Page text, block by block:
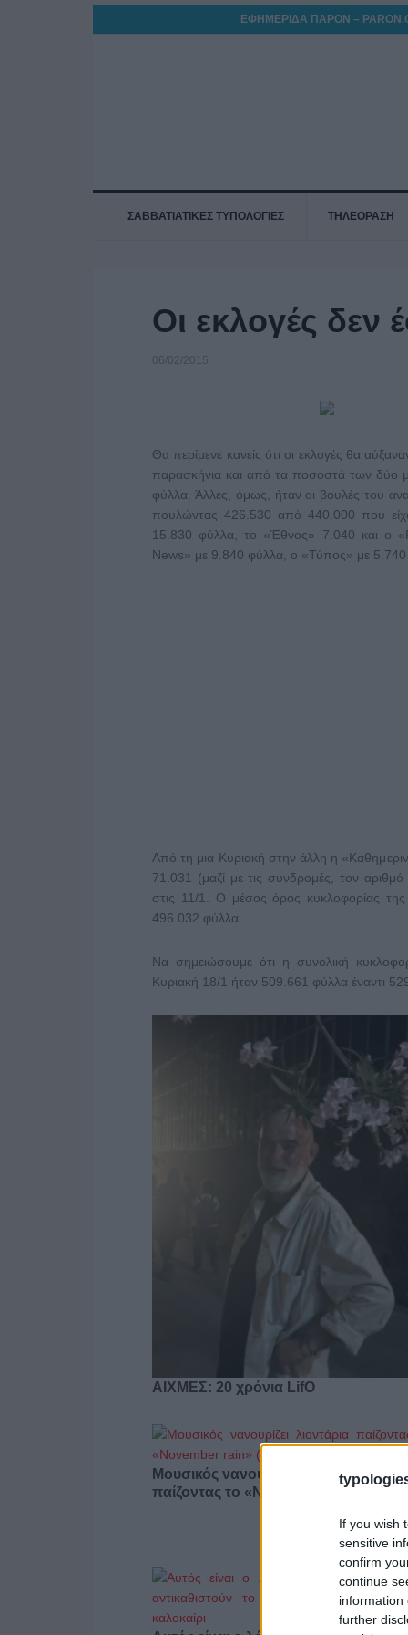
If you wish
sensitive
confirm
continue
information
further
ΕΦΗΜΕΡΙΔΑ ΠΑΡΟΝ –
ΣΑΒΒΑΤΙΑΤΙΚΕΣ ΤΥΠΟΛΟΓΙΕΣ ΤΗΛΕΟΡΑΣΗ
Οι εκλογές
06/02/2015
Θα περίμενε κανείς ότι οι εκλογές θα
παρασκήνια και από τα ποσοστά των δύο
φύλλα. Άλλες, όμως, ήταν οι βουλές του
πουλώντας 426.530 από 440.000 που
15.830 φύλλα, το «Έθνος» 7.040 και ο
News» με 9.840 φύλλα, ο «Τύπος» με 5.740
Από τη μια Κυριακή στην άλλη η
71.031 (μαζί με τις συνδρομές, τον
στις 11/1. Ο μέσος όρος κυκλοφορίας
496.032 φύλλα.
Να σημειώσουμε ότι η συνολική
Κυριακή 18/1 ήταν 509.661 φύλλα έναντι
ΑΙΧΜΕΣ: 20 χρόνια LifO
Μουσικός νανουρίζει λιοντάρια
παίζοντας το «November rain»